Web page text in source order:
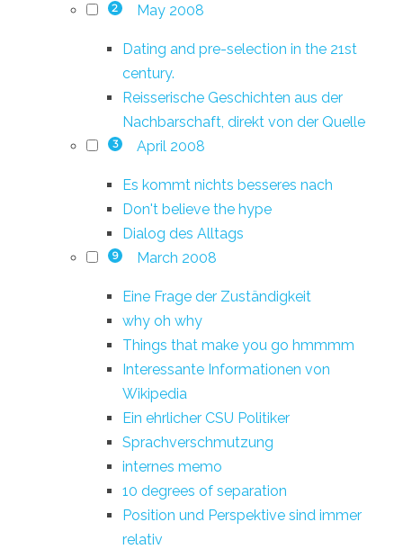
2 May 2008
Dating and pre-selection in the 21st
century.
Reisserische Geschichten aus der
Nachbarschaft, direkt von der Quelle
3 April 2008
Es kommt nichts besseres nach
Don't believe the hype
Dialog des Alltags
9 March 2008
Eine Frage der Zuständigkeit
why oh why
Things that make you go hmmmm
Interessante Informationen von
Wikipedia
Ein ehrlicher CSU Politiker
Sprachverschmutzung
internes memo
10 degrees of separation
Position und Perspektive sind immer
relativ